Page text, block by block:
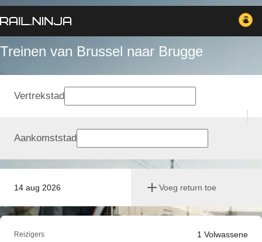
Treinen van Brussel naar Brugge
14 aug 2026 Voeg return toe
Vertrekstad
Aankomststad
Reizigers 1 Volwassene